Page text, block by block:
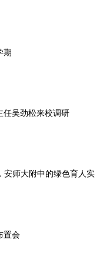
期
任吴劲松来校调研
安师大附中的绿色育人实
置会